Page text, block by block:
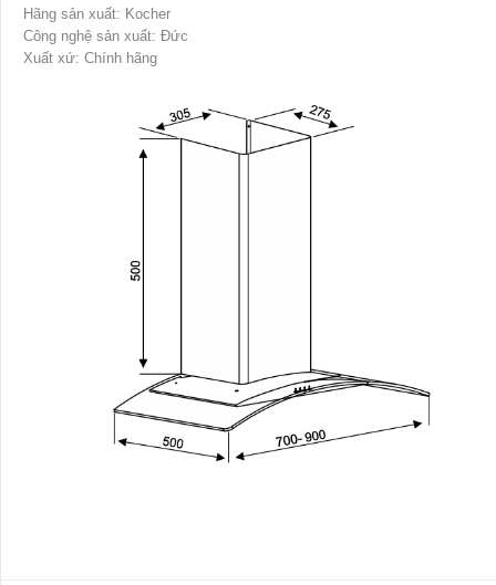
Hãng sản xuất: Kocher
Công nghệ sản xuất: Đức
Xuất xứ: Chính hãng